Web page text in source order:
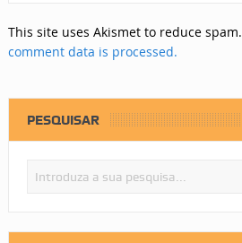
This site uses Akismet to reduce spam.
comment data is processed.
PESQUISAR